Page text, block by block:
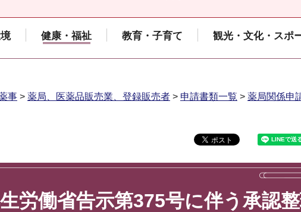
健康・福祉 教育・子育て 観光・文化・スポ
事 > 薬局、医薬品販売業、登録販売者 > 申請書類一覧 > 薬局関係申
労働省告示第375号に伴う承認